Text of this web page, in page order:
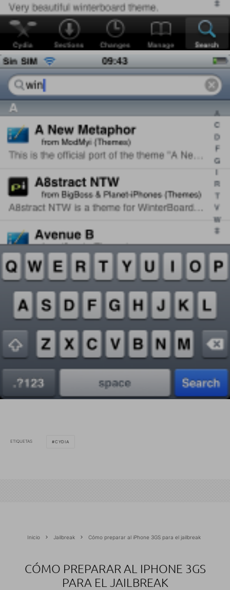
ETIQUETAS CYDIA
Inicio Jailbreak Cómo preparar al iPhone 3GS para el jailbreak
CÓMO PREPARAR AL IPHONE 3GS
PARA EL JAILBREAK